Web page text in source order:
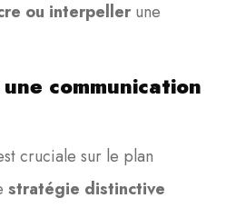
ou interpeller une
communication
cruciale sur le plan
stratégie distinctive